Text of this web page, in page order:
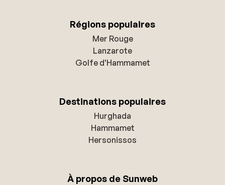
Régions populaires
Mer Rouge
Lanzarote
Golfe d'Hammamet
Destinations populaires
Hurghada
Hammamet
Hersonissos
À propos de Sunweb